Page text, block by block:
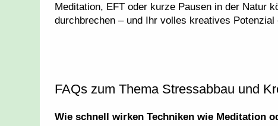
Meditation, EFT oder kurze Pausen in der Natur
durchbrechen – und Ihr volles kreatives Potenzial
FAQs zum Thema Stressabbau und
Wie schnell wirken Techniken wie Meditation